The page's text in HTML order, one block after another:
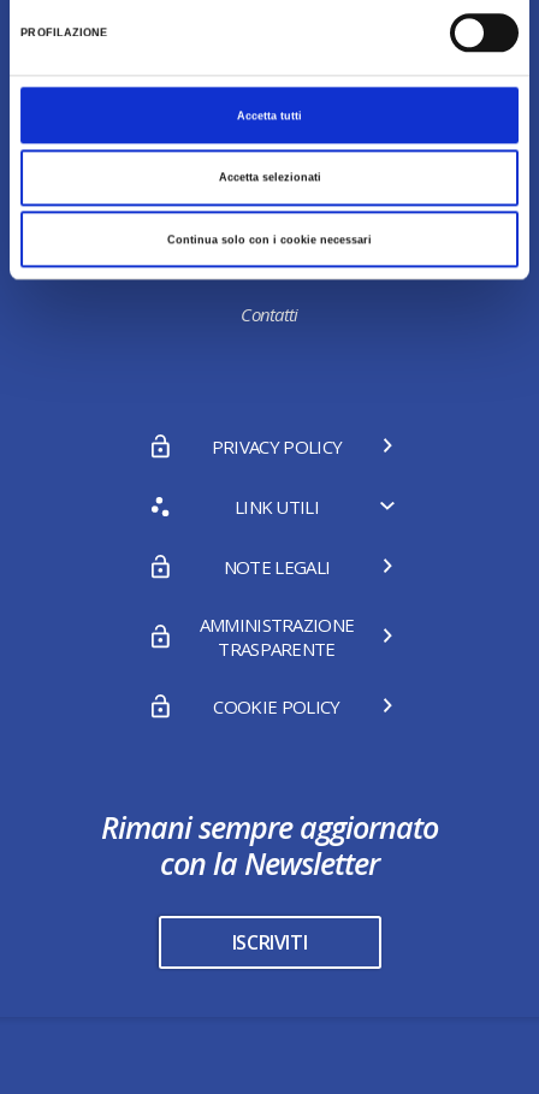
PROFILAZIONE
Accetta tutti
Accetta selezionati
Continua solo con i cookie necessari
Chi Siamo
Contatti
PRIVACY POLICY
LINK UTILI
NOTE LEGALI
AMMINISTRAZIONE
TRASPARENTE
COOKIE POLICY
Rimani sempre aggiornato
con la Newsletter
ISCRIVITI